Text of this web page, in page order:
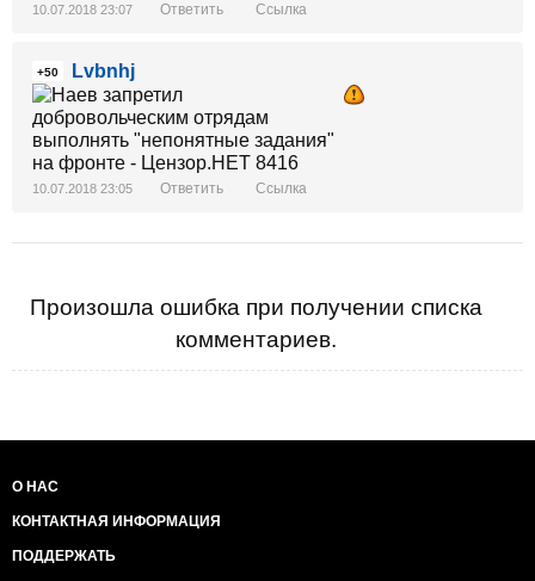
10.07.2018 23:07 Ответить Ссылка
+50 Lvbnhj
10.07.2018 23:05 Ответить Ссылка
Произошла ошибка при получении списка
комментариев.
О НАС
КОНТАКТНАЯ ИНФОРМАЦИЯ
ПОДДЕРЖАТЬ